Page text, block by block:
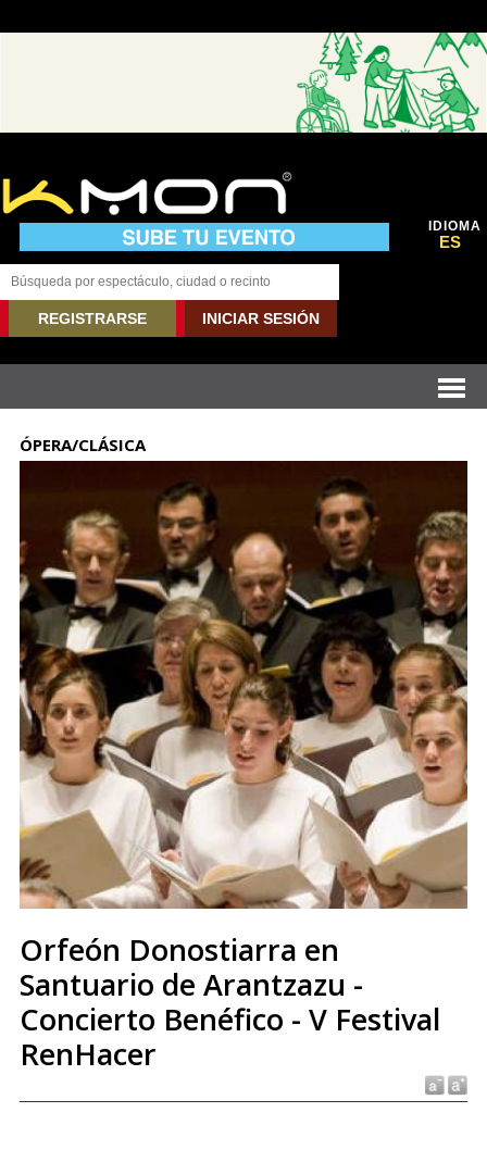
IDIOMA
ES
REGISTRARSE INICIAR SESIÓN
ÓPERA/CLÁSICA
Orfeón Donostiarra en
Santuario de Arantzazu -
Concierto Benéfico - V Festival
RenHacer